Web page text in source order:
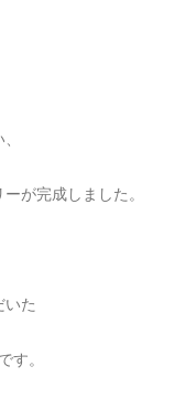
が完成しました。
いた
す。